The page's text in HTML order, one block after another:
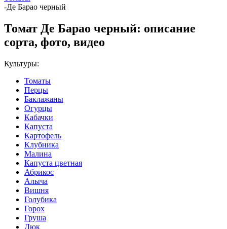
-Де Барао черный
Томат Де Барао черный: описание
сорта, фото, видео
Культуры:
Томаты
Перцы
Баклажаны
Огурцы
Кабачки
Капуста
Картофель
Клубника
Малина
Капуста цветная
Абрикос
Алыча
Вишня
Голубика
Горох
Груша
Дюк